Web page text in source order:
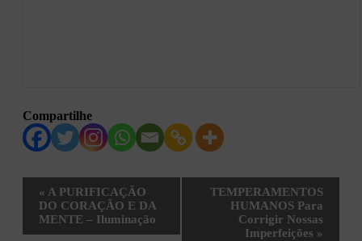
Compartilhe
Evento
Navegação
« A PURIFICAÇÃO
DO CORAÇÃO E DA
MENTE – Iluminação
TEMPERAMENTOS
HUMANOS Para
Corrigir Nossas
Imperfeições »